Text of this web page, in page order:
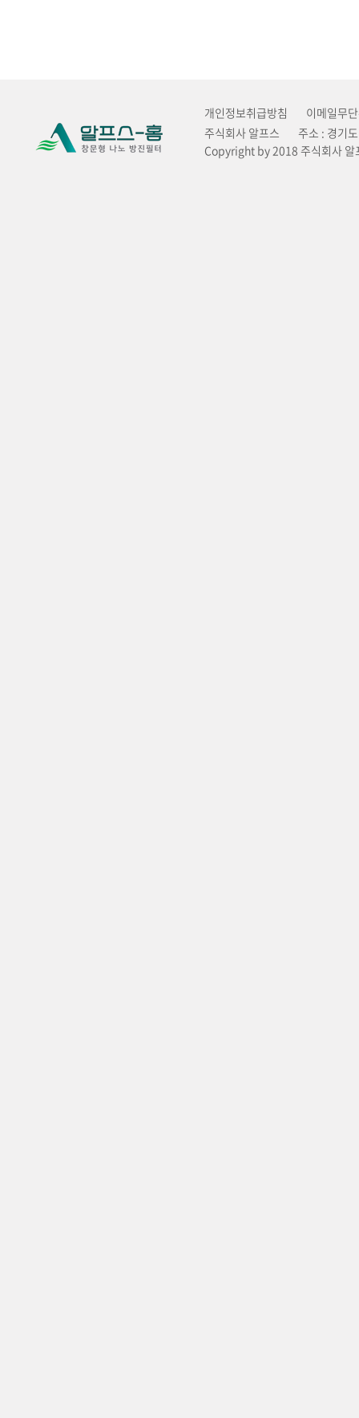
개인정보취급방침
이메일무
주식회사 알프스
주소 : 경기
Copyright by 2018 주식회사